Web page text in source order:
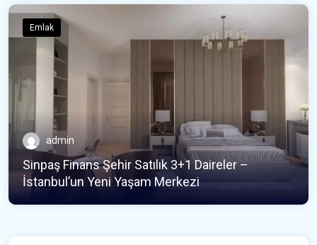
Emlak
admin
Sinpaş Finans Şehir Satılık 3+1 Daireler –
İstanbul’un Yeni Yaşam Merkezi